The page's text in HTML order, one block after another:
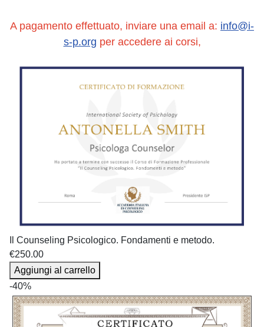
A pagamento effettuato, inviare una email a: info@i-
s-p.org per accedere ai corsi,
Il Counseling Psicologico. Fondamenti e metodo.
€250.00
Aggiungi al carrello
-40%